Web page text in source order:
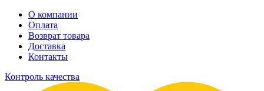
О компании
Оплата
Возврат товара
Доставка
Контакты
Контроль качества